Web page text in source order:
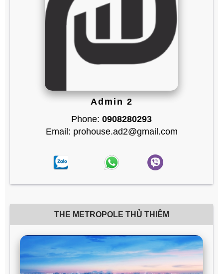
Admin 2
Phone: 0908280293
Email: prohouse.ad2@gmail.com
THE METROPOLE THỦ THIÊM